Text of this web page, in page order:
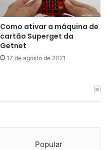
Como ativar a máquina de
cartão Superget da
Getnet
17 de agosto de 2021
Popular